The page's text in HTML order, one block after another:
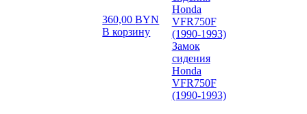
360,00BYN
В корзину
Замок
сидения
Honda
VFR750F
(1990-1993)